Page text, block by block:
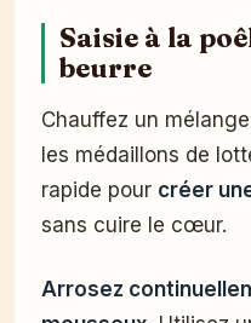
Saisie à la
beurre
Chauffez un
les médaillons de
rapide pour créer
sans cuire le cœur.
Arrosez